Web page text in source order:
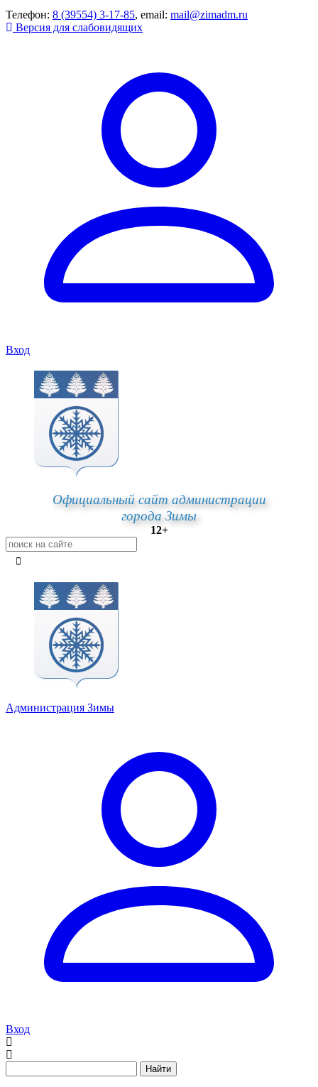
Телефон: 8 (39554) 3-17-85, email: mail@zimadm.ru
Версия для слабовидящих
Вход
Официальный сайт администрации
города Зимы
12+
Администрация Зимы
Вход
Найти